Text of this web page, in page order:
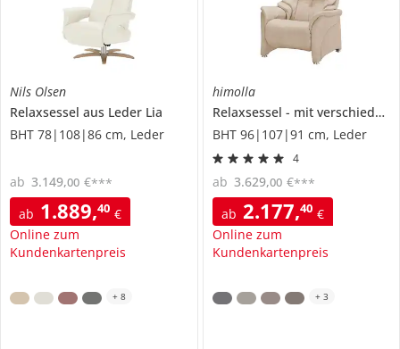
Nils Olsen
Relaxsessel aus Leder Lia
BHT 78|108|86 cm, Leder
ab 1.889,40 €
Online zum
Kundenkartenpreis
ab 3.149,00 €***
+ 8
himolla
Relaxsessel
mit verschiedenen Funktionen
BHT 96|107|91 cm, Leder
4
ab 2.177,40 €
Online zum
Kundenkartenpreis
ab 3.629,00 €***
+ 3